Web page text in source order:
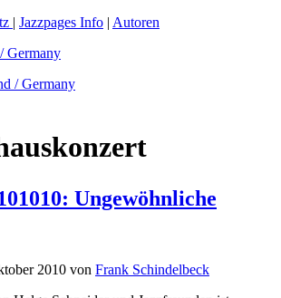
| Jazzpages Info | Autoren
Germany
Ungewöhnliche
2010 von Frank Schindelbeck